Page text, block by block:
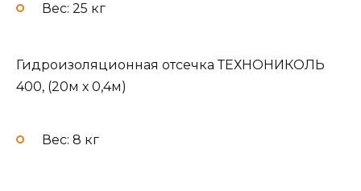
Вес: 25 кг
Гидроизоляционная отсечка ТЕХНОНИКОЛЬ
400, (20м х 0,4м)
Вес: 8 кг